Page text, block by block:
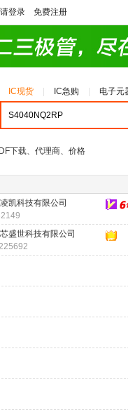
请登录 免费注册
IC现货 IC急购 电子元
下载、代理商、价格
凯科技有限公司
盛世科技有限公司